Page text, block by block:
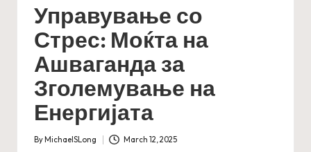
Управување со
Стрес: Моќта на
Ашваганда за
Зголемување на
Енергијата
Posted
By MichaelSLong March 12, 2025